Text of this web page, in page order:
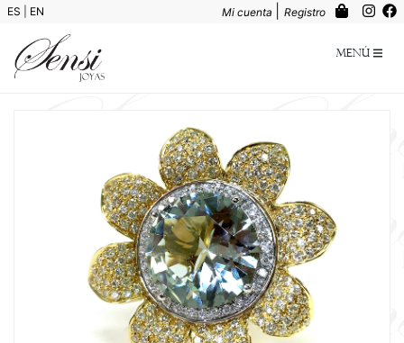
ES EN Mi cuenta Registro
Menú